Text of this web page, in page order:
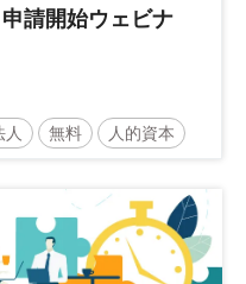
請開始ウェビナ
無料 人的資本